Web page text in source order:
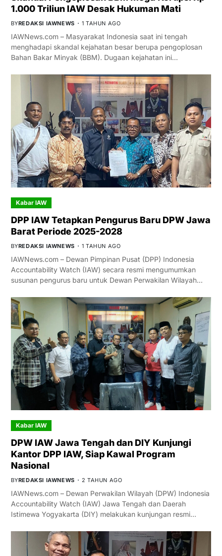
1.000 Triliun IAW Desak Hukuman Mati
BYREDAKSI IAWNEWS 1 TAHUN AGO
IAWNews.com – Masyarakat Indonesia saat ini tengah
menghadapi skandal kejahatan besar berupa pengoplosan
Bahan Bakar Minyak (BBM). Dugaan kejahatan ini…
Kabar IAW
DPP IAW Tetapkan Pengurus Baru DPW Jawa
Barat Periode 2025-2028
BYREDAKSI IAWNEWS 1 TAHUN AGO
IAWNews.com – Dewan Pimpinan Pusat (DPP) Indonesia
Accountability Watch (IAW) secara resmi mengumumkan
susunan pengurus baru untuk Dewan Perwakilan Wilayah…
Kabar IAW
DPW IAW Jawa Tengah dan DIY Kunjungi
Kantor DPP IAW, Siap Kawal Program
Nasional
BYREDAKSI IAWNEWS 2 TAHUN AGO
IAWNews.com – Dewan Perwakilan Wilayah (DPW) Indonesia
Accountability Watch (IAW) Jawa Tengah dan Daerah
Istimewa Yogyakarta (DIY) melakukan kunjungan resmi…